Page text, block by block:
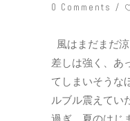
0 Comments
風はまだまだ
差しは強く、あ
てしまいそう
ルブル震えて
過ぎ、夏のはじ